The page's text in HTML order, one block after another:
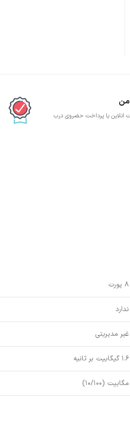
انلاین یا پرداخت حضروی درب
8 پورت
ندارد
غیر مدیریتی
1.6 گیگابیت بر ثانیه
مگابیت (10/100)